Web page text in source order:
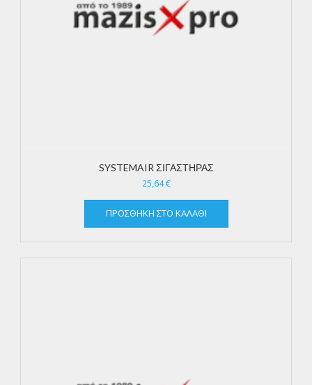
SYSTEMAIR ΣΙΓΑΣΤΗΡΑΣ
25,64€
ΠΡΟΣΘΉΚΗ ΣΤΟ ΚΑΛΆΘΙ